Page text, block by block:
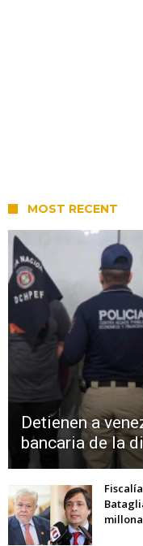
MOST RECENT
Detienen a
bancaria de la